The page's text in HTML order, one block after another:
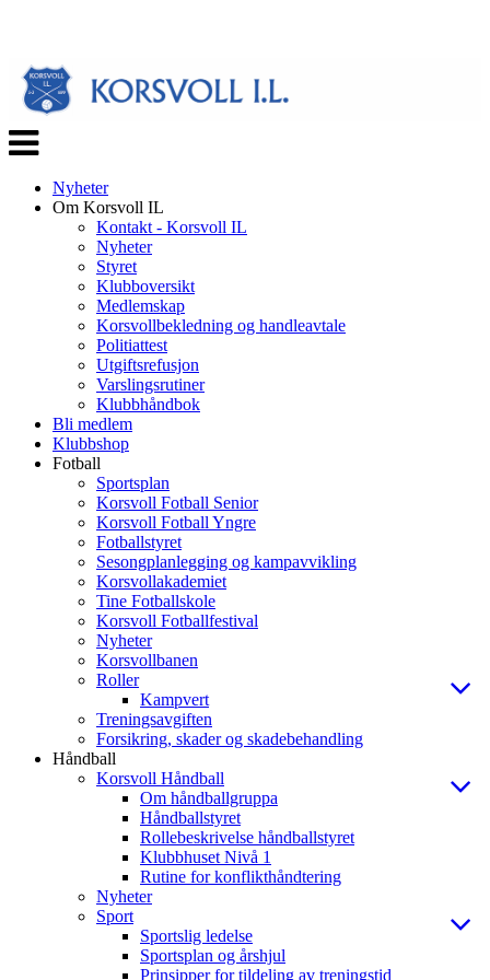
Veksle
navigasjon
Nyheter
Om Korsvoll IL
Kontakt - Korsvoll IL
Nyheter
Styret
Klubboversikt
Medlemskap
Korsvollbekledning og handleavtale
Politiattest
Utgiftsrefusjon
Varslingsrutiner
Klubbhåndbok
Bli medlem
Klubbshop
Fotball
Sportsplan
Korsvoll Fotball Senior
Korsvoll Fotball Yngre
Fotballstyret
Sesongplanlegging og kampavvikling
Korsvollakademiet
Tine Fotballskole
Korsvoll Fotballfestival
Nyheter
Korsvollbanen
Roller
Kampvert
Treningsavgiften
Forsikring, skader og skadebehandling
Håndball
Korsvoll Håndball
Om håndballgruppa
Håndballstyret
Rollebeskrivelse håndballstyret
Klubbhuset Nivå 1
Rutine for konflikthåndtering
Nyheter
Sport
Sportslig ledelse
Sportsplan og årshjul
Prinsipper for tildeling av treningstid